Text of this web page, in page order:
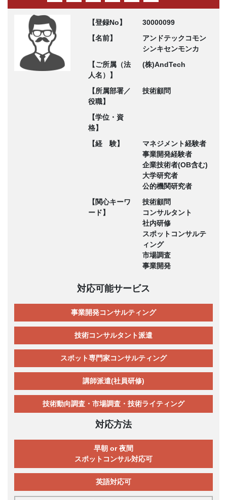
【登録No】
30000099
【名前】
アンドテックコモン
シンキセンモンカ
【ご所属（法
人名）】
(株)AndTech
【所属部署／
役職】
技術顧問
【学位・資
格】
【経 験】
マネジメント経験者
事業開発経験者
企業技術者(OB含む)
大学研究者
公的機関研究者
【関心キーワ
ード】
技術顧問
コンサルタント
社内研修
スポットコンサルテ
ィング
市場調査
事業開発
対応可能サービス
事業開発コンサルティング
技術コンサルタント派遣
スポット専門家コンサルティング
講師派遣(社員研修)
技術動向調査・市場調査・技術ライティング
対応方法
早朝 or 夜間
スポットコンサル対応可
英語対応可